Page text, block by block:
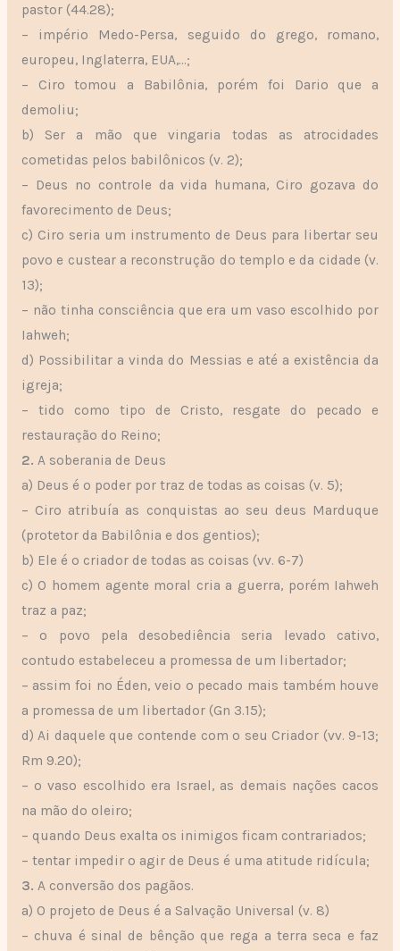
pastor (44.28);
– império Medo-Persa, seguido do grego, romano,
europeu, Inglaterra, EUA,…;
– Ciro tomou a Babilônia, porém foi Dario que a
demoliu;
b) Ser a mão que vingaria todas as atrocidades
cometidas pelos babilônicos (v. 2);
– Deus no controle da vida humana, Ciro gozava do
favorecimento de Deus;
c) Ciro seria um instrumento de Deus para libertar seu
povo e custear a reconstrução do templo e da cidade (v.
13);
– não tinha consciência que era um vaso escolhido por
Iahweh;
d) Possibilitar a vinda do Messias e até a existência da
igreja;
– tido como tipo de Cristo, resgate do pecado e
restauração do Reino;
2. A soberania de Deus
a) Deus é o poder por traz de todas as coisas (v. 5);
– Ciro atribuía as conquistas ao seu deus Marduque
(protetor da Babilônia e dos gentios);
b) Ele é o criador de todas as coisas (vv. 6-7)
c) O homem agente moral cria a guerra, porém Iahweh
traz a paz;
– o povo pela desobediência seria levado cativo,
contudo estabeleceu a promessa de um libertador;
– assim foi no Éden, veio o pecado mais também houve
a promessa de um libertador (Gn 3.15);
d) Ai daquele que contende com o seu Criador (vv. 9-13;
Rm 9.20);
– o vaso escolhido era Israel, as demais nações cacos
na mão do oleiro;
– quando Deus exalta os inimigos ficam contrariados;
– tentar impedir o agir de Deus é uma atitude ridícula;
3. A conversão dos pagãos.
a) O projeto de Deus é a Salvação Universal (v. 8)
– chuva é sinal de bênção que rega a terra seca e faz